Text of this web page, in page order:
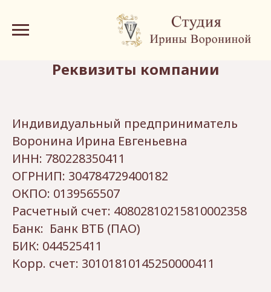
Реквизиты компании
Индивидуальный предприниматель
Воронина Ирина Евгеньевна
ИНН: 780228350411
ОГРНИП: 304784729400182
ОКПО: 0139565507
Расчетный счет: 40802810215810002358
Банк: Банк ВТБ (ПАО)
БИК: 044525411
Корр. счет: 30101810145250000411